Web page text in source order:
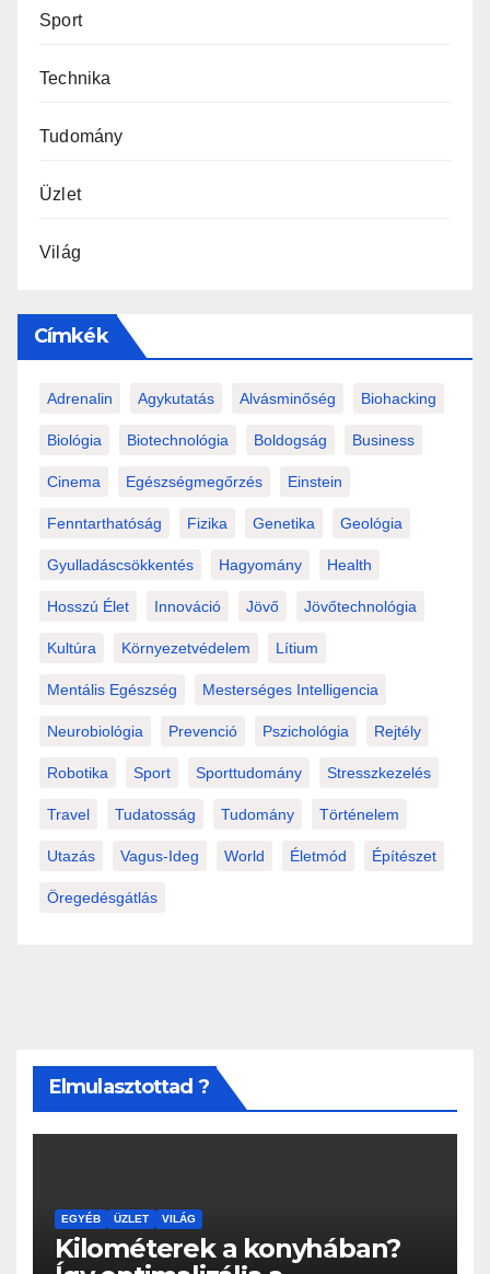
Sport
Technika
Tudomány
Üzlet
Világ
Címkék
Adrenalin Agykutatás Alvásminőség Biohacking
Biológia Biotechnológia Boldogság Business
Cinema Egészségmegőrzés Einstein
Fenntarthatóság Fizika Genetika Geológia
Gyulladáscsökkentés Hagyomány Health
Hosszú Élet Innováció Jövő Jövőtechnológia
Kultúra Környezetvédelem Lítium
Mentális Egészség Mesterséges Intelligencia
Neurobiológia Prevenció Pszichológia Rejtély
Robotika Sport Sporttudomány Stresszkezelés
Travel Tudatosság Tudomány Történelem
Utazás Vagus-Ideg World Életmód Építészet
Öregedésgátlás
Elmulasztottad ?
EGYÉB ÜZLET VILÁG
Kilométerek a konyhában?